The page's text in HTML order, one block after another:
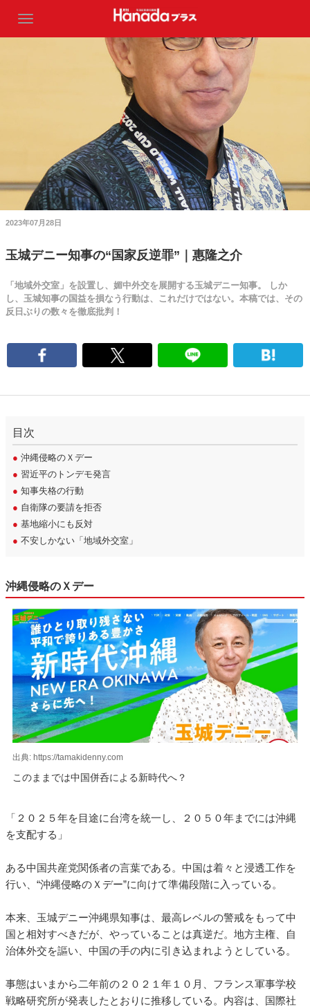
2023年07月28日
玉城デニー知事の“国家反逆罪”｜惠隆之介
「地域外交室」を設置し、媚中外交を展開する玉城デニー知事。 しか
し、玉城知事の国益を損なう行動は、これだけではない。本稿では、その
反日ぶりの数々を徹底批判！
目次
● 沖縄侵略のＸデー
● 習近平のトンデモ発言
● 知事失格の行動
● 自衛隊の要請を拒否
● 基地縮小にも反対
● 不安しかない「地域外交室」
沖縄侵略のＸデー
出典: https://tamakidenny.com
このままでは中国併呑による新時代へ？
「２０２５年を目途に台湾を統一し、２０５０年までには沖縄
を支配する」
ある中国共産党関係者の言葉である。中国は着々と浸透工作を
行い、“沖縄侵略のＸデー”に向けて準備段階に入っている。
本来、玉城デニー沖縄県知事は、最高レベルの警戒をもって中
国と相対すべきだが、やっていることは真逆だ。地方主権、自
治体外交を謳い、中国の手の内に引き込まれようとしている。
事態はいまから二年前の２０２１年１０月、フランス軍事学校
戦略研究所が発表したとおりに推移している。内容は、国際社